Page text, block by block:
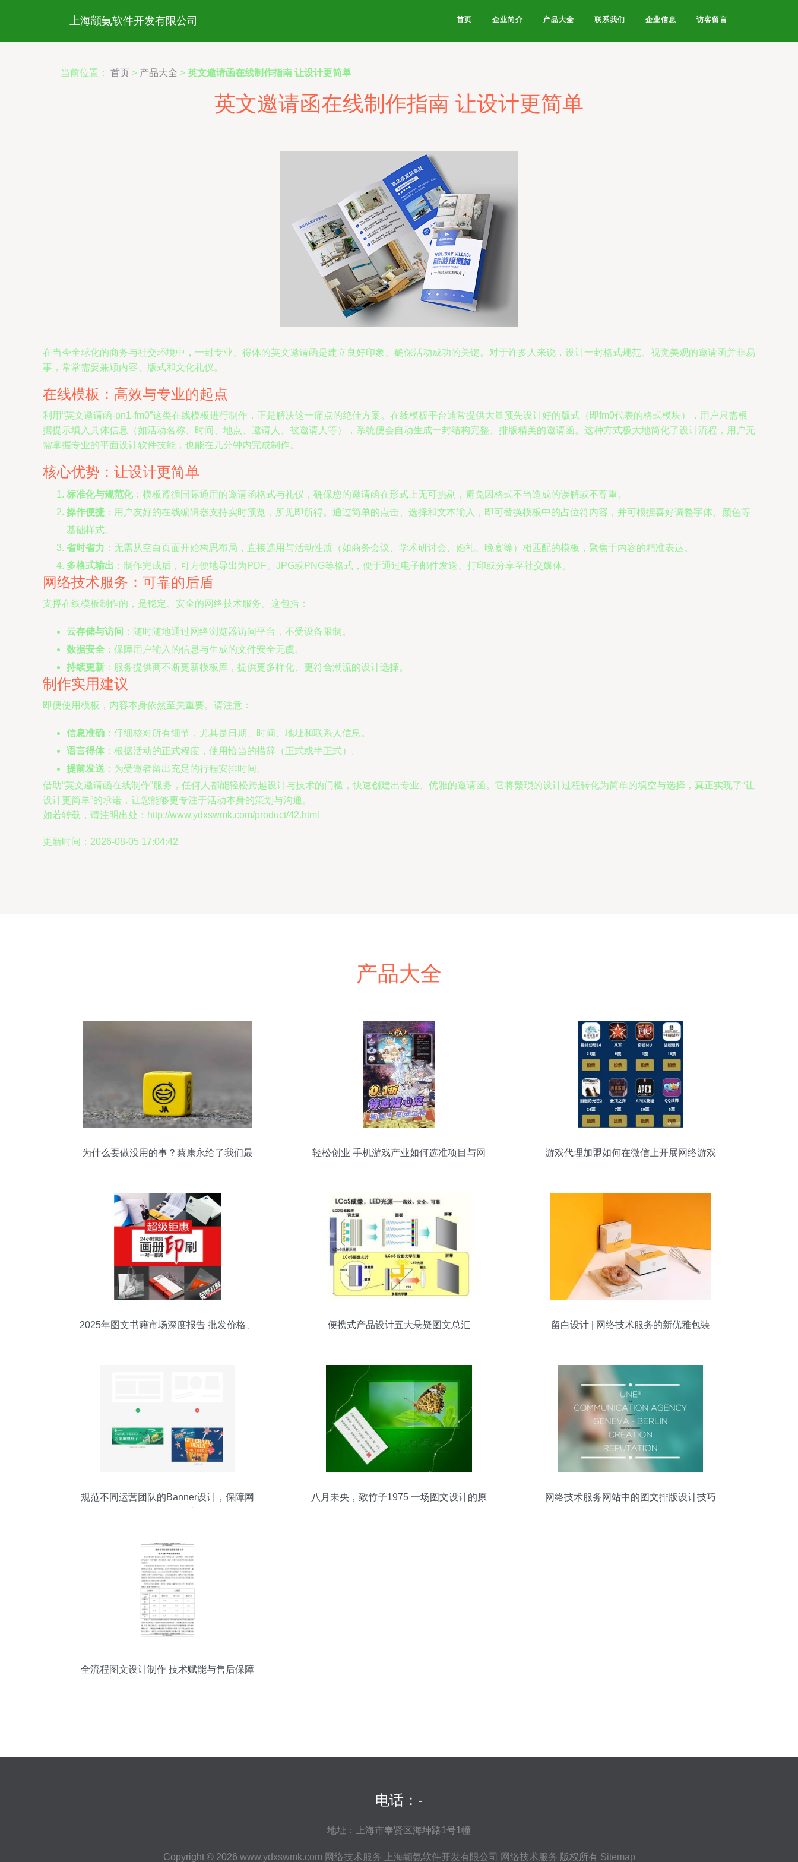
上海颛氨软件开发有限公司 首页 企业简介 产品大全 联系我们 企业信息 访客留言
当前位置： 首页 > 产品大全 > 英文邀请函在线制作指南 让设计更简单
英文邀请函在线制作指南 让设计更简单
在当今全球化的商务与社交环境中，一封专业、得体的英文邀请函是建立良好印象、确保活动成功的关键。对于许多人来说，设计一封格式规范、视觉美观的邀请函并非易
事，常常需要兼顾内容、版式和文化礼仪。
在线模板：高效与专业的起点
利用“英文邀请函-pn1-fm0”这类在线模板进行制作，正是解决这一痛点的绝佳方案。在线模板平台通常提供大量预先设计好的版式（即fm0代表的格式模块），用户只需根
据提示填入具体信息（如活动名称、时间、地点、邀请人、被邀请人等），系统便会自动生成一封结构完整、排版精美的邀请函。这种方式极大地简化了设计流程，用户无
需掌握专业的平面设计软件技能，也能在几分钟内完成制作。
核心优势：让设计更简单
标准化与规范化：模板遵循国际通用的邀请函格式与礼仪，确保您的邀请函在形式上无可挑剔，避免因格式不当造成的误解或不尊重。
操作便捷 ：用户友好的在线编辑器支持实时预览，所见即所得。通过简单的点击、选择和文本输入，即可替换模板中的占位符内容，并可根据喜好调整字体、颜色等
基础样式。
省时省力 ：无需从空白页面开始构思布局，直接选用与活动性质（如商务会议、学术研讨会、婚礼、晚宴等）相匹配的模板，聚焦于内容的精准表达。
多格式输出 ：制作完成后，可方便地导出为PDF、JPG或PNG等格式，便于通过电子邮件发送、打印或分享至社交媒体。
网络技术服务：可靠的后盾
支撑在线模板制作的，是稳定、安全的网络技术服务。这包括：
云存储与访问 ：随时随地通过网络浏览器访问平台，不受设备限制。
数据安全 ：保障用户输入的信息与生成的文件安全无虞。
持续更新 ：服务提供商不断更新模板库，提供更多样化、更符合潮流的设计选择。
制作实用建议
即便使用模板，内容本身依然至关重要。请注意：
信息准确 ：仔细核对所有细节，尤其是日期、时间、地址和联系人信息。
语言得体 ：根据活动的正式程度，使用恰当的措辞（正式或半正式）。
提前发送 ：为受邀者留出充足的行程安排时间。
借助“英文邀请函在线制作”服务，任何人都能轻松跨越设计与技术的门槛，快速创建出专业、优雅的邀请函。它将繁琐的设计过程转化为简单的填空与选择，真正实现了“让
设计更简单”的承诺，让您能够更专注于活动本身的策划与沟通。
如若转载，请注明出处：http://www.ydxswmk.com/product/42.html
更新时间：2026-08-05 17:04:42
产品大全
为什么要做没用的事？蔡康永给了我们最
轻松创业 手机游戏产业如何选准项目与网
游戏代理加盟如何在微信上开展网络游戏
2025年图文书籍市场深度报告 批发价格、
便携式产品设计五大悬疑图文总汇 留白设计 | 网络技术服务的新优雅包装
规范不同运营团队的Banner设计，保障网
八月未央，致竹子1975 一场图文设计的原
网络技术服务网站中的图文排版设计技巧
全流程图文设计制作 技术赋能与售后保障
电话：-
地址：上海市奉贤区海坤路1号1幢
Copyright © 2026 www.ydxswmk.com 网络技术服务 上海颛氨软件开发有限公司 网络技术服务 版权所有 Sitemap